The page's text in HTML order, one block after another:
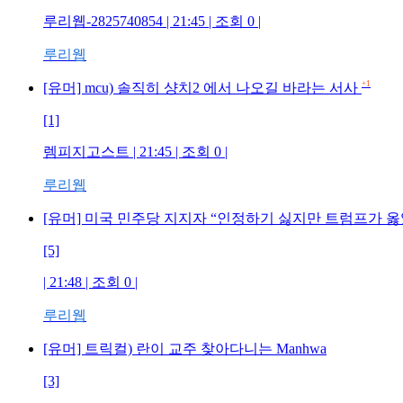
루리웹-2825740854 | 21:45 | 조회 0 |
루리웹
[유머] mcu) 솔직히 샹치2 에서 나오길 바라는 서사 +1
[1]
렘피지고스트 | 21:45 | 조회 0 |
루리웹
[유머] 미국 민주당 지지자 “인정하기 싫지만 트럼프가 옳
[5]
| 21:48 | 조회 0 |
루리웹
[유머] 트릭컬) 란이 교주 찾아다니는 Manhwa
[3]